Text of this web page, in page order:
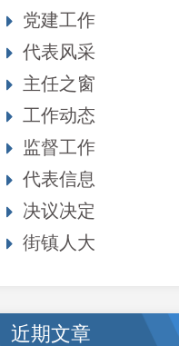
党建工作
代表风采
主任之窗
工作动态
监督工作
代表信息
决议决定
街镇人大
近期文章